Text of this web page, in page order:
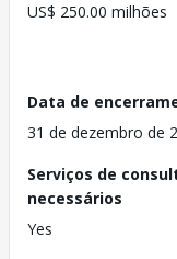
US$ 250.00 milhões
Data de
31 de dezembro de
Serviços de
necessários
Yes